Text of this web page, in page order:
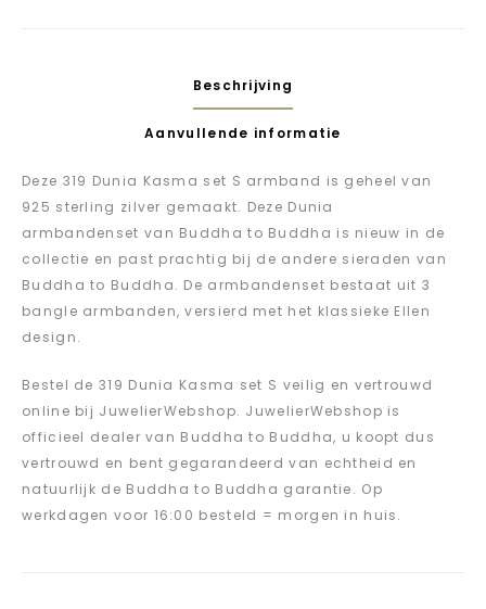
Beschrijving
Aanvullende informatie
Deze 319 Dunia Kasma set S armband is geheel van
925 sterling zilver gemaakt. Deze Dunia
armbandenset van Buddha to Buddha is nieuw in de
collectie en past prachtig bij de andere sieraden van
Buddha to Buddha. De armbandenset bestaat uit 3
bangle armbanden, versierd met het klassieke Ellen
design.
Bestel de 319 Dunia Kasma set S veilig en vertrouwd
online bij JuwelierWebshop. JuwelierWebshop is
officieel dealer van Buddha to Buddha, u koopt dus
vertrouwd en bent gegarandeerd van echtheid en
natuurlijk de Buddha to Buddha garantie. Op
werkdagen voor 16:00 besteld = morgen in huis.